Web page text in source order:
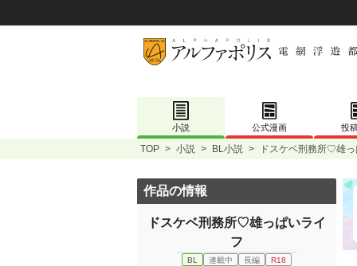
小説 公式漫画 投
TOP > 小説 > BL小説 > ドスケベ刑務所♡雄
作品の情報
ドスケベ刑務所♡雄っぱいライ
フ
BL 連載中 長編 R18